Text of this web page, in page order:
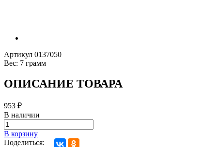
Артикул 0137050
Вес: 7 грамм
ОПИСАНИЕ ТОВАРА
953 ₽
В наличии
В корзину
Поделиться: